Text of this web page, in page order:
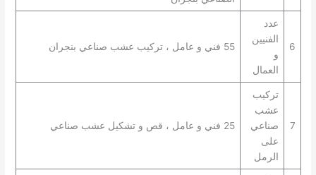
6
عدد
الفنيين
و
العمال
55 فني و عامل ، تركيب عشب صناعي بنجران
7
تركيب
عشب
صناعي
على
الرمل
25 فني و عامل ، قص و تشكيل عشب صناعي